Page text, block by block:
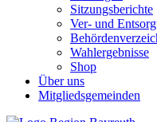
Sitzungsberichte
Ver- und
Wahlergebnisse
Shop
Über uns
Mitgliedsgemeinden